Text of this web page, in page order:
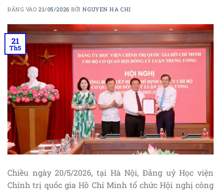
ĐĂNG VÀO21/05/2026 BỞINGUYEN HA CHI
21
Th5
Chiều ngày 20/5/2026, tại Hà Nội, Đảng uỷ Học viện
Chính trị quốc gia Hồ Chí Minh tổ chức Hội nghị công